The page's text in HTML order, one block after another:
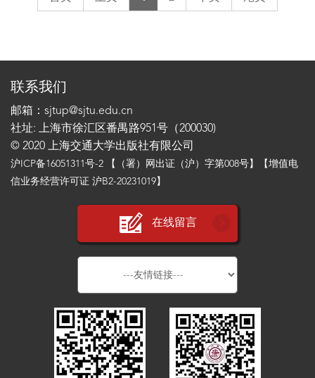
联系我们
邮箱：sjtup@sjtu.edu.cn
社址: 上海市徐汇区番禺路951号（200030)
© 2020 上海交通大学出版社有限公司
沪ICP备16051311号-2 【（署）网出证（沪）字第008号】【增值电
信业务经营许可证 沪B2-20231019】
在线留言